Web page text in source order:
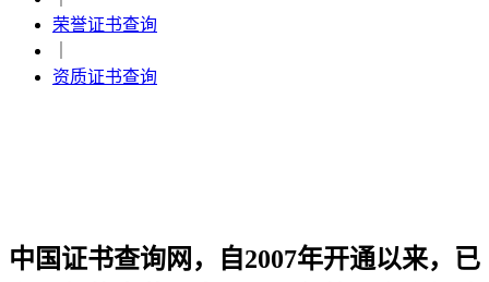
荣誉证书查询
资质证书查询
中国证书查询网，自2007年开通以来，已